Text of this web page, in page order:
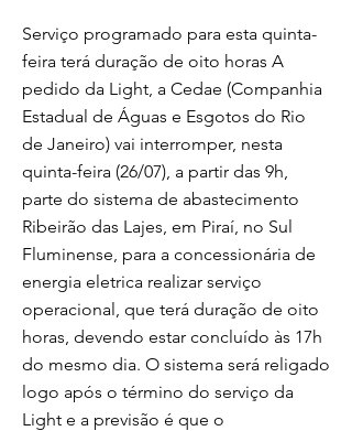
Serviço programado para esta quinta-
feira terá duração de oito horas A
pedido da Light, a Cedae (Companhia
Estadual de Águas e Esgotos do Rio
de Janeiro) vai interromper, nesta
quinta-feira (26/07), a partir das 9h,
parte do sistema de abastecimento
Ribeirão das Lajes, em Piraí, no Sul
Fluminense, para a concessionária de
energia eletrica realizar serviço
operacional, que terá duração de oito
horas, devendo estar concluído às 17h
do mesmo dia. O sistema será religado
logo após o término do serviço da
Light e a previsão é que o